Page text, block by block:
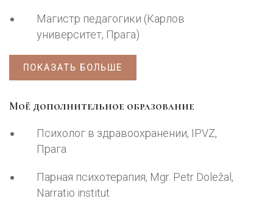
Магистр педагогики (Карлов
университет, Прага)
ПОКАЗАТЬ БОЛЬШЕ
Моё дополнительное образование
Психолог в здравоохранении, IPVZ,
Прага
Парная психотерапия, Mgr. Petr Doležal,
Narratio institut